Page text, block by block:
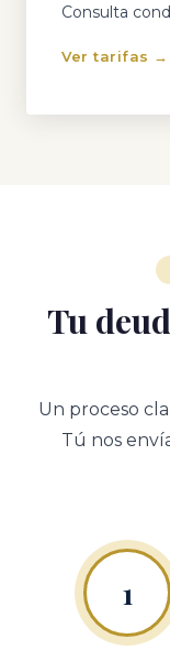
Consulta
Ver tarifas →
Tu
Un proceso
Tú nos
1